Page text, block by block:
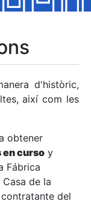
d'històric,
així com les
obtener
curso y
Fábrica
de la
del